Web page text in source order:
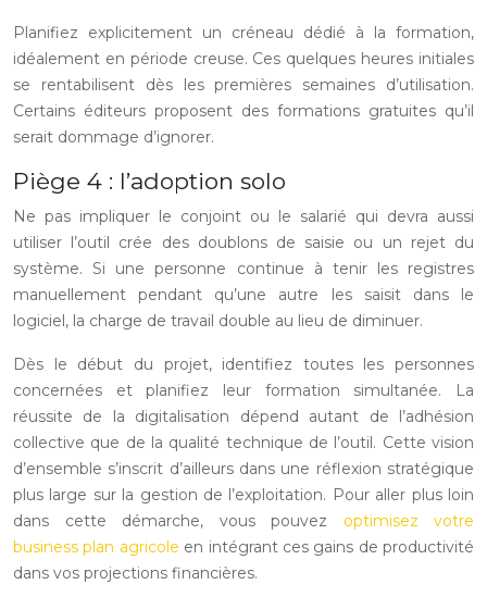
Planifiez explicitement un créneau dédié à la formation,
idéalement en période creuse. Ces quelques heures initiales
se rentabilisent dès les premières semaines d’utilisation.
Certains éditeurs proposent des formations gratuites qu’il
serait dommage d’ignorer.
Piège 4 : l’adoption solo
Ne pas impliquer le conjoint ou le salarié qui devra aussi
utiliser l’outil crée des doublons de saisie ou un rejet du
système. Si une personne continue à tenir les registres
manuellement pendant qu’une autre les saisit dans le
logiciel, la charge de travail double au lieu de diminuer.
Dès le début du projet, identifiez toutes les personnes
concernées et planifiez leur formation simultanée. La
réussite de la digitalisation dépend autant de l’adhésion
collective que de la qualité technique de l’outil. Cette vision
d’ensemble s’inscrit d’ailleurs dans une réflexion stratégique
plus large sur la gestion de l’exploitation. Pour aller plus loin
dans cette démarche, vous pouvez optimisez votre
business plan agricole en intégrant ces gains de productivité
dans vos projections financières.